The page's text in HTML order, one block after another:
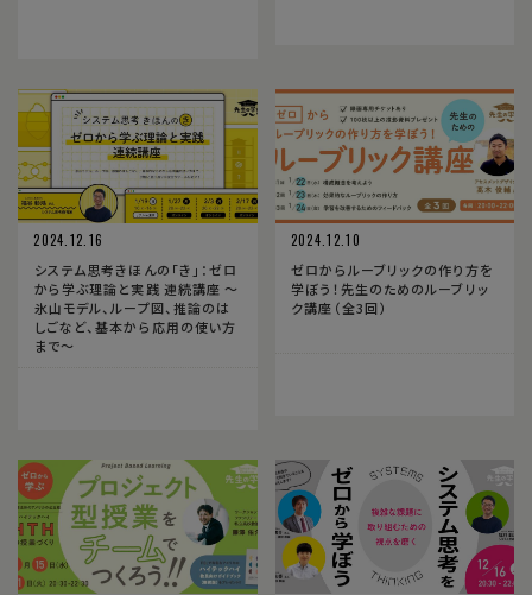
2024.12.16
システム思考きほんの「き」：ゼロ
から学ぶ理論と実践 連続講座 〜
氷山モデル、ループ図、推論のは
しごなど、基本から応用の使い方
まで〜
2024.12.10
ゼロからルーブリックの作り方を
学ぼう！先生のためのルーブリッ
ク講座（全3回）